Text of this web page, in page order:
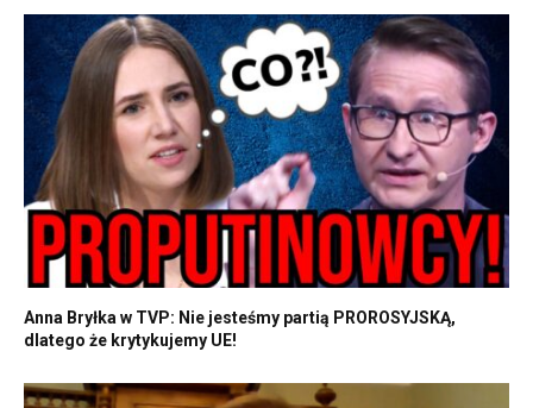
Anna Bryłka w TVP: Nie jesteśmy partią PROROSYJSKĄ,
dlatego że krytykujemy UE!